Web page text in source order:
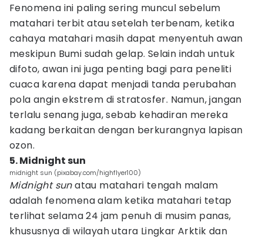
Fenomena ini paling sering muncul sebelum
matahari terbit atau setelah terbenam, ketika
cahaya matahari masih dapat menyentuh awan
meskipun Bumi sudah gelap. Selain indah untuk
difoto, awan ini juga penting bagi para peneliti
cuaca karena dapat menjadi tanda perubahan
pola angin ekstrem di stratosfer. Namun, jangan
terlalu senang juga, sebab kehadiran mereka
kadang berkaitan dengan berkurangnya lapisan
ozon.
5. Midnight sun
midnight sun (pixabay.com/highflyer100)
Midnight sunatau matahari tengah malam
adalah fenomena alam ketika matahari tetap
terlihat selama 24 jam penuh di musim panas,
khususnya di wilayah utara Lingkar Arktik dan